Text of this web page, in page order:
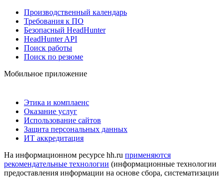
Производственный календарь
Требования к ПО
Безопасный HeadHunter
HeadHunter API
Поиск работы
Поиск по резюме
Мобильное приложение
Этика и комплаенс
Оказание услуг
Использование сайтов
Защита персональных данных
ИТ аккредитация
На информационном ресурсе hh.ru применяются
рекомендательные технологии (информационные технологии
предоставления информации на основе сбора, систематизации